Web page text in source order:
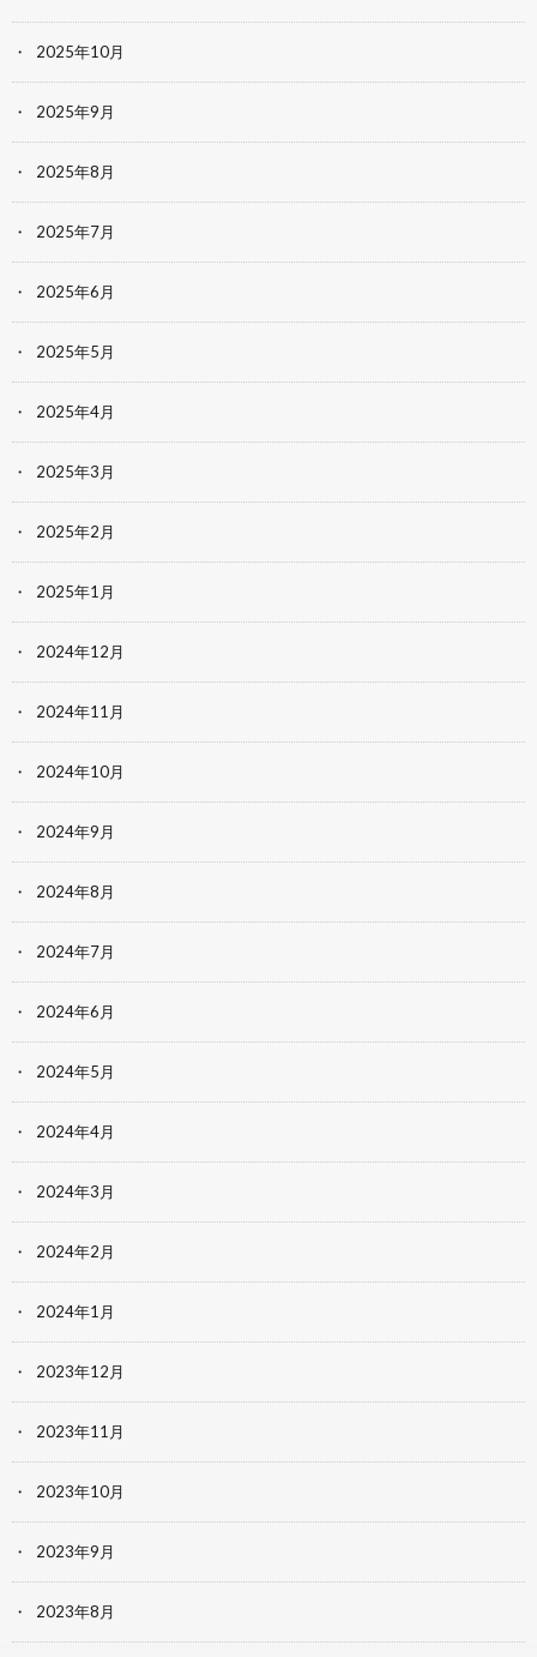
2025年10月
2025年9月
2025年8月
2025年7月
2025年6月
2025年5月
2025年4月
2025年3月
2025年2月
2025年1月
2024年12月
2024年11月
2024年10月
2024年9月
2024年8月
2024年7月
2024年6月
2024年5月
2024年4月
2024年3月
2024年2月
2024年1月
2023年12月
2023年11月
2023年10月
2023年9月
2023年8月